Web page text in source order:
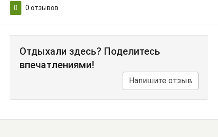
0 0 отзывов
Отдыхали здесь? Поделитесь
впечатлениями!
Напишите отзыв